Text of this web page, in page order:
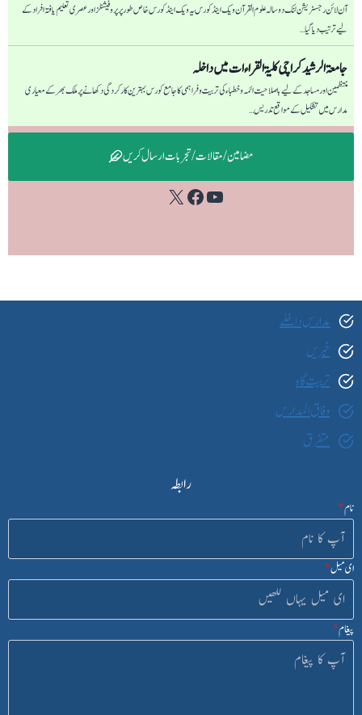
آن لائن رجسٹریشن لنک دو سالہ علوم القرآن ویک اینڈ کورس یہ ویک اینڈ کورس خاص طور پر پروفیشنلز اور عصری تعلیم یافتہ افراد کے
لیے ترتیب دیا گیا…
جامعۃ الرشید کراچی كليۃ القراءات میں داخلہ
منتظمین اور مساجد کے لیے باصلاحیت ائمہ و خطباء کی تربیت و فراہمی کا جامع کورس بہترین کارکردگی دکھانے پر ملک بھر کے معیاری
مدارس میں تشکیل کے مواقع تدریس…
مضامین / مقالات / تجربات ارسال کریں
YouTube
Facebook
X
مدارس داخلے
خبریں
تربیت گاہ
وفاق المدارس
متفرق
رابطہ
نام*
ای میل*
پیغام*